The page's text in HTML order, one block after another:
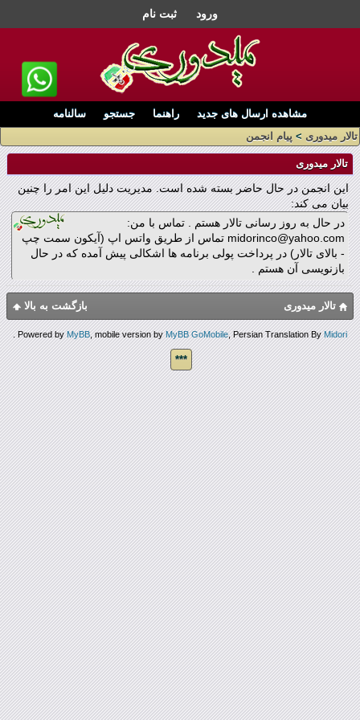
ورود ثبت نام
مشاهده ارسال های جدید راهنما جستجو
سالنامه
تالار میدوری > پیام انجمن
تالار میدوری
این انجمن در حال حاضر بسته شده است. مدیریت دلیل این امر را چنین
بیان می کند:
در حال به روز رسانی تالار هستم . تماس با من:
midorinco@yahoo.com تماس از طریق واتس اپ (آیکون سمت چپ
- بالای تالار) در پرداخت پولی برنامه ها اشکالی پیش آمده که در حال
بازنویسی آن هستم .
بازگشت به بالا تالار میدوری
Powered byMyBB, mobile version byMyBB GoMobile, Persian Translation ByMidori
.
***